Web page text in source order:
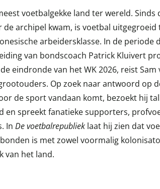
voetbalgekke land ter wereld. Sinds
de archipel kwam, is voetbal
arbeidersklasse. In de periode
van bondscoach Patrick Kluivert
eindronde van het WK 2026, reist Sam
Op zoek naar antwoord op
de sport vandaan komt, bezoekt hij
en spreekt fanatieke supporters,
In De voetbalrepubliek laat hij zien dat
is met zowel voormalig
van het land.